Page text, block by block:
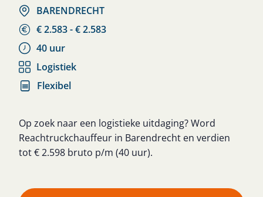
BARENDRECHT
€ 2.583 - € 2.583
40 uur
Logistiek
Flexibel
Op zoek naar een logistieke uitdaging? Word
Reachtruckchauffeur in Barendrecht en verdien
tot € 2.598 bruto p/m (40 uur).